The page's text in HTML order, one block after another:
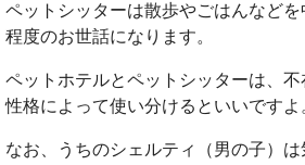
ペットシッターは散歩やごはんなどを
程度のお世話になります。
ペットホテルとペットシッターは、
性格によって使い分けるといいですよ
なお、うちのシェルティ（男の子）